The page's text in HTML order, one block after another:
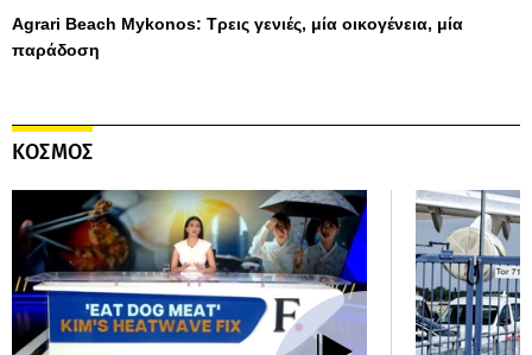
Agrari Beach Mykonos: Τρεις γενιές, μία οικογένεια, μία
παράδοση
ΚΟΣΜΟΣ